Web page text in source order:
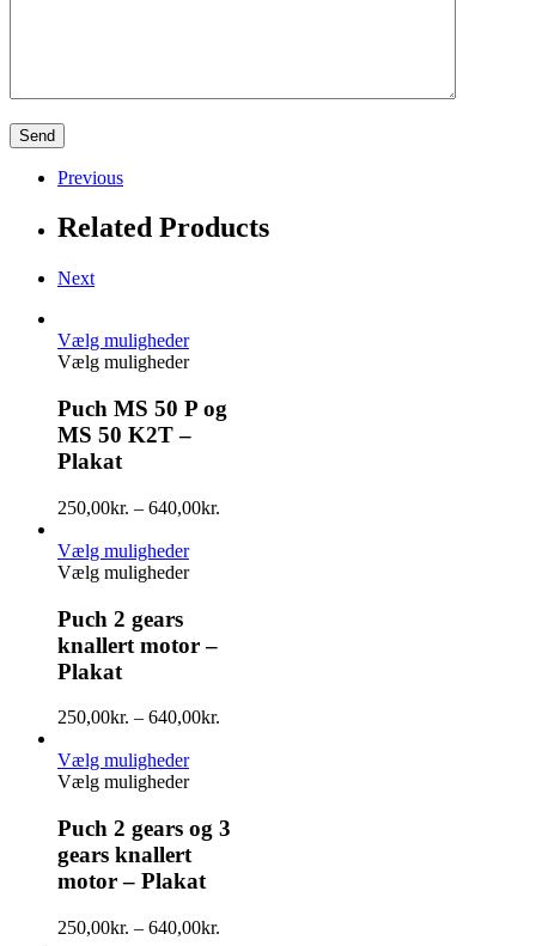
Previous
Related Products
Next
Vælg muligheder
Vælg muligheder
Puch MS 50 P og
MS 50 K2T –
Plakat
250,00kr. – 640,00kr.
Vælg muligheder
Vælg muligheder
Puch 2 gears
knallert motor –
Plakat
250,00kr. – 640,00kr.
Vælg muligheder
Vælg muligheder
Puch 2 gears og 3
gears knallert
motor – Plakat
250,00kr. – 640,00kr.